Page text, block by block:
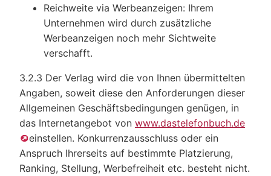
Reichweite via Werbeanzeigen: Ihrem
Unternehmen wird durch zusätzliche
Werbeanzeigen noch mehr Sichtweite
verschafft.
3.2.3 Der Verlag wird die von Ihnen übermittelten
Angaben, soweit diese den Anforderungen dieser
Allgemeinen Geschäftsbedingungen genügen, in
das Internetangebot von www.dastelefonbuch.de
einstellen. Konkurrenzausschluss oder ein
Anspruch Ihrerseits auf bestimmte Platzierung,
Ranking, Stellung, Werbefreiheit etc. besteht nicht.